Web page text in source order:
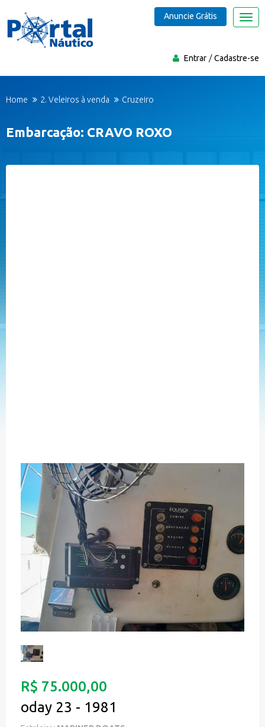
Entrar Cadastre-se
Anuncie Grátis
Home 2. Veleiros à venda Cruzeiro
Embarcação: CRAVO ROXO
R$ 75.000,00
oday 23 - 1981